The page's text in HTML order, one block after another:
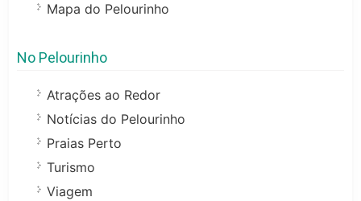
Mapa do Pelourinho
No Pelourinho
Atrações ao Redor
Notícias do Pelourinho
Praias Perto
Turismo
Viagem